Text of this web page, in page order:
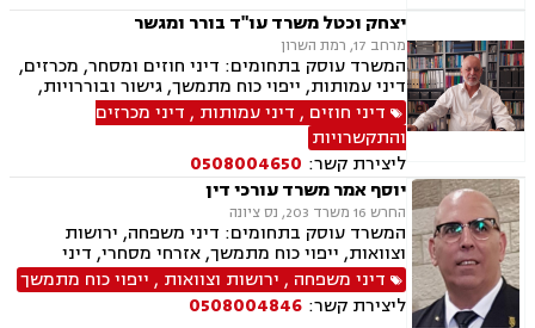
יצחק וכטל משרד עו"ד בורר ומגשר
מרחב 17, רמת השרון
המשרד עוסק בתחומים: דיני חוזים ומסחר, מכרזים,
דיני עמותות, ייפוי כוח מתמשך, גישור ובוררויות,
סדר דין אזרחי, חוקתי מנהלי, מכרזים והתקשרויות,
נוטריון ובורר
דיני חוזים , דיני עמותות , דיני מכרזים
והתקשרויות
ליצירת קשר: 0508004650
יוסף אמר משרד עורכי דין
החרש 16 משרד 203, נס ציונה
המשרד עוסק בתחומים: דיני משפחה, ירושות
וצוואות, ייפוי כוח מתמשך, אזרחי מסחרי, דיני
חברות, דיני חוזים, חוקתי מנהלי, חטיפת ילדים,
סכסוך בין בעלי מניות, תביעות חוב, תיאום הורי,
לשון הרע, בוררות וגישור.
דיני משפחה , ירושות וצוואות , ייפוי כוח מתמשך
ליצירת קשר: 0508004846